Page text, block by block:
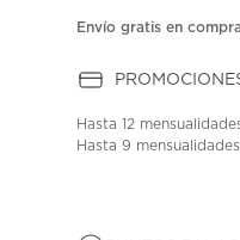
Envío gratis en
Hasta12
Hasta9 mensualidades